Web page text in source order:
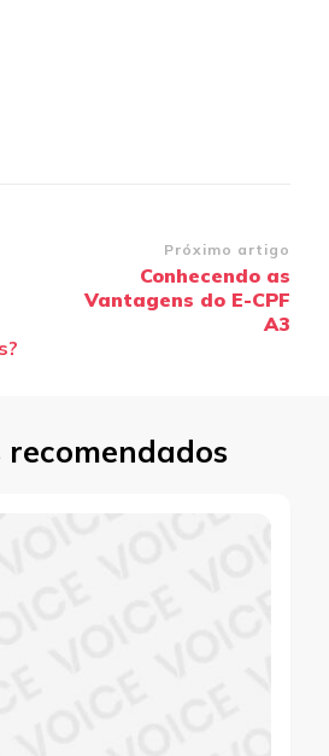
Próximo artigo
Conhecendo as
Vantagens do E-CPF
A3